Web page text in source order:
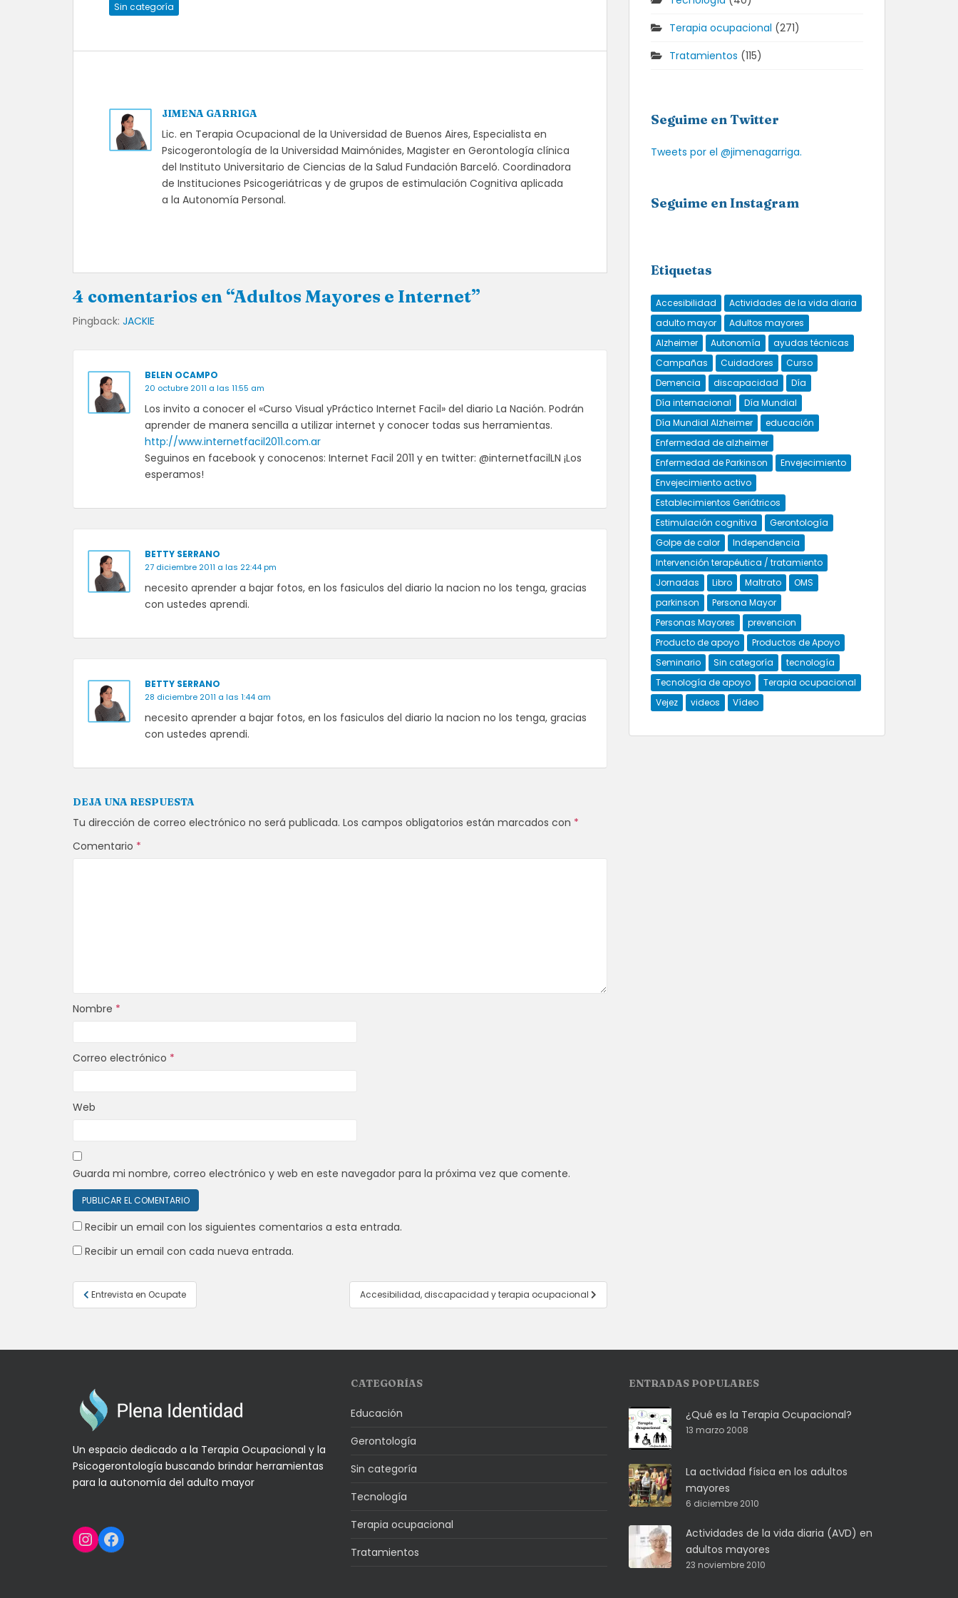
Sin categoría
JIMENA GARRIGA
Lic. en Terapia Ocupacional de la Universidad de Buenos Aires, Especialista en
Psicogerontología de la Universidad Maimónides, Magister en Gerontología clínica
del Instituto Universitario de Ciencias de la Salud Fundación Barceló. Coordinadora
de Instituciones Psicogeriátricas y de grupos de estimulación Cognitiva aplicada
a la Autonomía Personal.
4 comentarios en “Adultos Mayores e Internet”
Pingback: JACKIE
BELEN OCAMPO
20 octubre 2011 a las 11:55 am
Los invito a conocer el «Curso Visual yPráctico Internet Facil» del diario La Nación. Podrán
aprender de manera sencilla a utilizar internet y conocer todas sus herramientas.
http://www.internetfacil2011.com.ar
Seguinos en facebook y conocenos: Internet Facil 2011 y en twitter: @internetfacilLN ¡Los
esperamos!
BETTY SERRANO
27 diciembre 2011 a las 22:44 pm
necesito aprender a bajar fotos, en los fasiculos del diario la nacion no los tenga, gracias
con ustedes aprendi.
BETTY SERRANO
28 diciembre 2011 a las 1:44 am
necesito aprender a bajar fotos, en los fasiculos del diario la nacion no los tenga, gracias
con ustedes aprendi.
DEJA UNA RESPUESTA
Tu dirección de correo electrónico no será publicada. Los campos obligatorios están marcados con *
Comentario *
Nombre *
Correo electrónico *
Web
Guarda mi nombre, correo electrónico y web en este navegador para la próxima vez que comente.
Recibir un email con los siguientes comentarios a esta entrada.
Recibir un email con cada nueva entrada.
Navegación
de
Entrevista en Ocupate Accesibilidad, discapacidad y terapia ocupacional
Terapia ocupacional (271)
Tratamientos (115)
Seguime en Twitter
Tweets por el @jimenagarriga.
Seguime en Instagram
Etiquetas
Accesibilidad
Actividades de la vida diaria
adulto mayor
Adultos mayores
Alzheimer
Autonomía
ayudas técnicas
Campañas
Cuidadores
Curso
Demencia
discapacidad
Día
Día internacional
Día Mundial
Día Mundial Alzheimer
educación
Enfermedad de alzheimer
Enfermedad de Parkinson
Envejecimiento
Envejecimiento activo
Establecimientos Geriátricos
Estimulación cognitiva
Gerontología
Golpe de calor
Independencia
Intervención terapéutica / tratamiento
Jornadas
Libro Maltrato
OMS
parkinson
Persona Mayor
Personas Mayores
prevencion
Producto de apoyo
Productos de Apoyo
Seminario
Sin categoría
tecnología
Tecnología de apoyo
Terapia ocupacional
Vejez
videos Vídeo
Un espacio dedicado a la Terapia Ocupacional y la
Psicogerontología buscando brindar herramientas
para la autonomía del adulto mayor
Instagram
Facebook
CATEGORÍAS
Educación
Gerontología
Sin categoría
Tecnología
Terapia ocupacional
Tratamientos
ENTRADAS POPULARES
¿Qué es la Terapia Ocupacional?
13 marzo 2008
La actividad física en los adultos
mayores
6 diciembre 2010
Actividades de la vida diaria (AVD) en
adultos mayores
23 noviembre 2010